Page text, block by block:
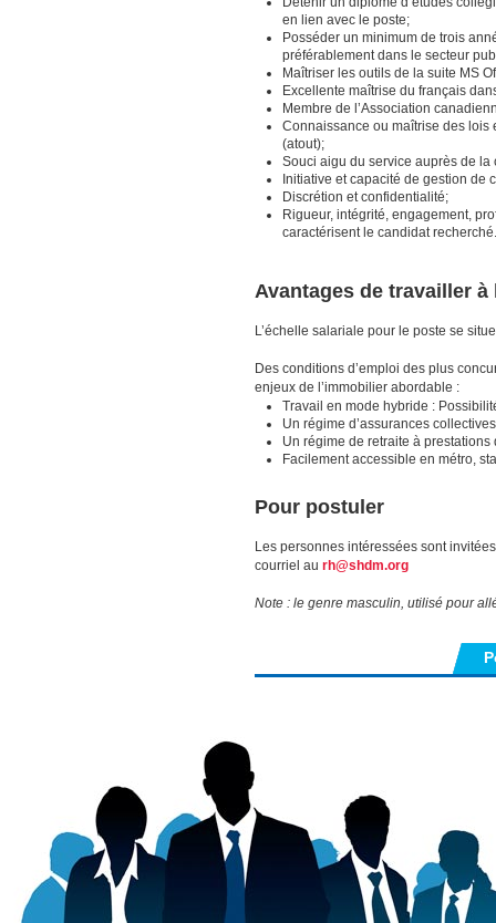
en lien avec le poste;
Posséder un minimum de trois
préférablement dans le secteur
Maîtriser les outils de la suite MS
Excellente maîtrise du français
Membre de l’Association
Connaissance ou maîtrise des lois
(atout);
Souci aigu du service auprès de
Initiative et capacité de gestion de
Discrétion et confidentialité;
Rigueur, intégrité, engagement,
caractérisent le candidat
Avantages de travailler à
L’échelle salariale pour le poste se
Des conditions d’emploi des plus
enjeux de l’immobilier abordable :
Travail en mode hybride :
Un régime d’assurances
Un régime de retraite à
Facilement accessible en métro,
Pour postuler
Les personnes intéressées sont
courriel au rh@shdm.org
Note : le genre masculin, utilisé pour